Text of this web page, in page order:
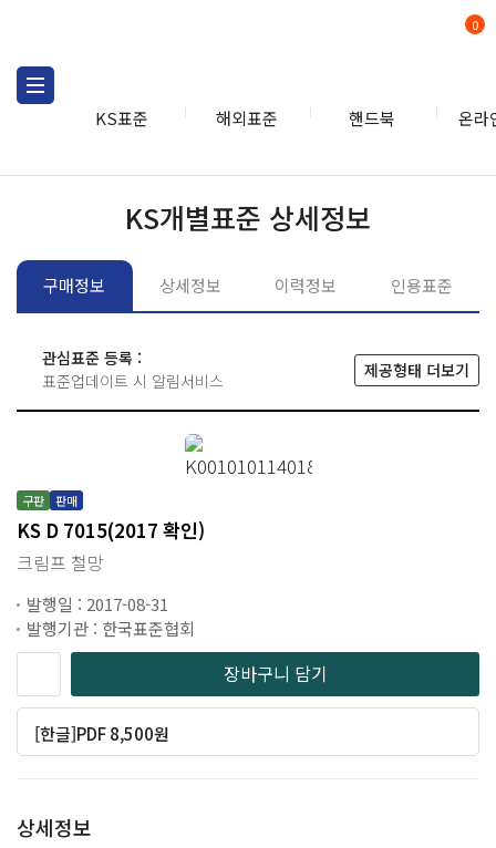
KS표준 해외표준 핸드북 온라
0
KS개별표준 상세정보
구매정보 상세정보 이력정보 인용표준
관심표준 등록 :
표준업데이트 시 알림서비스
제공형태 더보기
구판 판매
KS D 7015(2017 확인)
크림프 철망
발행일 : 2017-08-31
발행기관 : 한국표준협회
장바구니 담기
[한글]PDF 8,500원
상세정보